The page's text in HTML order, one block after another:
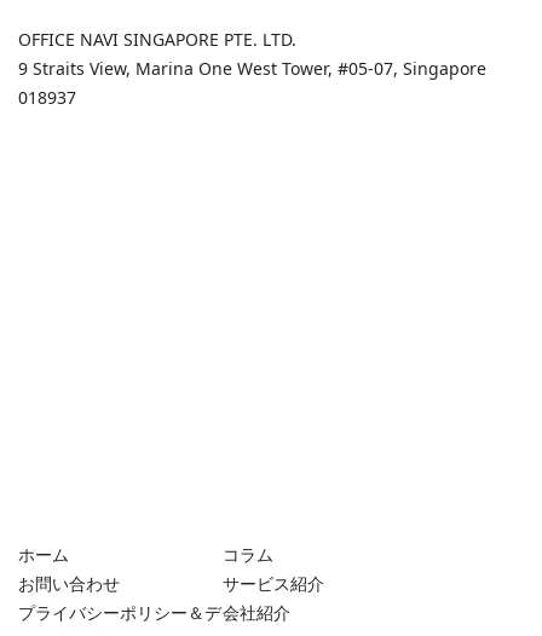
OFFICE NAVI SINGAPORE PTE. LTD.
9 Straits View, Marina One West Tower, #05-07, Singapore
018937
ホーム
コラム
お問い合わせ
サービス紹介
プライバシーポリシー＆デ会社紹介